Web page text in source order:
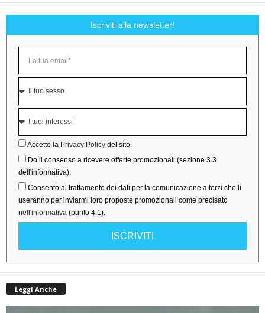
Iscriviti alla newsletter!
Accetto la Privacy Policy del sito.
Do il consenso a ricevere offerte promozionali (sezione 3.3
dell'informativa).
Consento al trattamento dei dati per la comunicazione a terzi che li
useranno per inviarmi loro proposte promozionali come precisato
nell'informativa (punto 4.1).
ISCRIVITI
Leggi Anche